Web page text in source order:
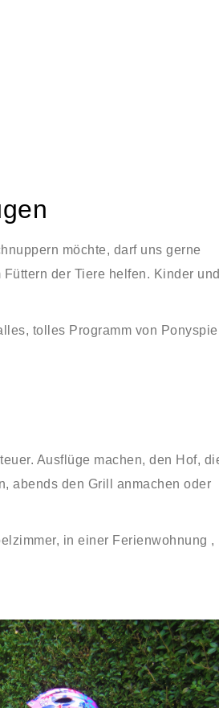
möchte, darf uns gerne
der Tiere helfen. Kinder und
tolles Programm von
Ausflüge machen, den Hof,
abends den Grill anmachen oder
in einer Ferienwohnung ,